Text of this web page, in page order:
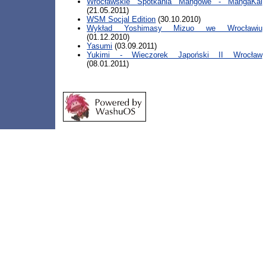
(21.05.2011)
WSM Socjal Edition (30.10.2010)
Wykład Yoshimasy Mizuo we Wrocławiu
(01.12.2010)
Yasumi (03.09.2011)
Yukimi - Wieczorek Japoński II Wrocław
(08.01.2011)